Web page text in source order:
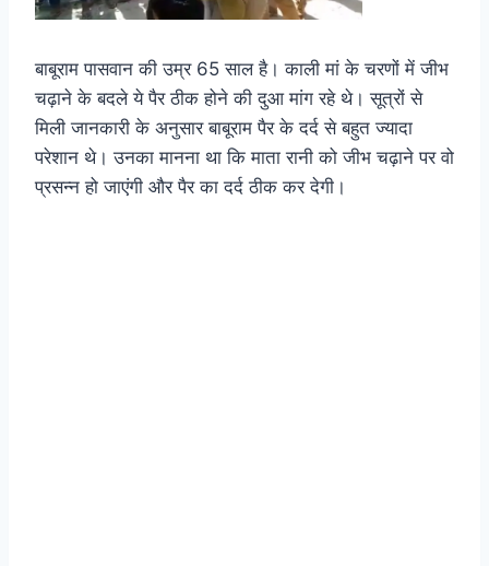
बाबूराम पासवान की उम्र 65 साल है। काली मां के चरणों में जीभ
चढ़ाने के बदले ये पैर ठीक होने की दुआ मांग रहे थे। सूत्रों से
मिली जानकारी के अनुसार बाबूराम पैर के दर्द से बहुत ज्यादा
परेशान थे। उनका मानना था कि माता रानी को जीभ चढ़ाने पर वो
प्रसन्न हो जाएंगी और पैर का दर्द ठीक कर देगी।